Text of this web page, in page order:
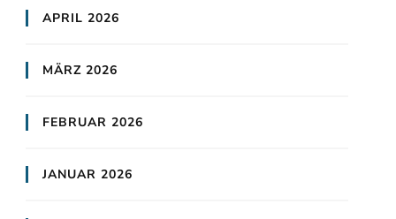
APRIL 2026
MÄRZ 2026
FEBRUAR 2026
JANUAR 2026